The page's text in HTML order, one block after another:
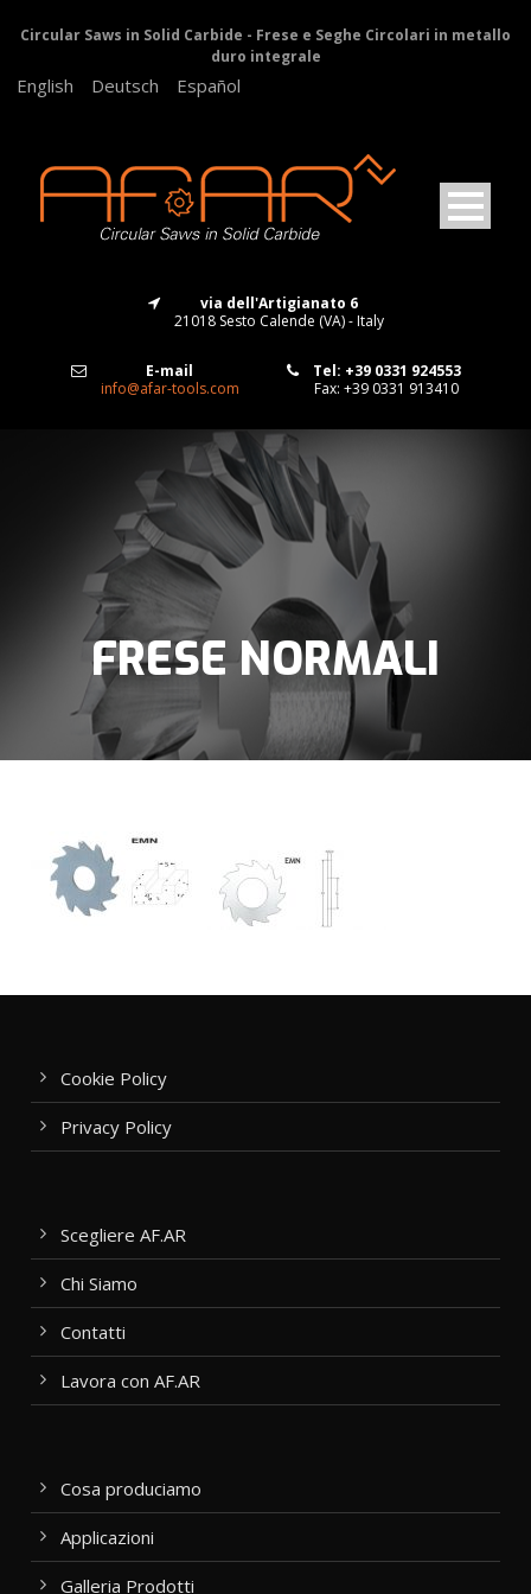
Circular Saws in Solid Carbide - Frese e Seghe Circolari in metallo
duro integrale
English Deutsch Español
via dell'Artigianato 6
21018 Sesto Calende (VA) - Italy
E-mail
info@afar-tools.com
Tel: +39 0331 924553
Fax: +39 0331 913410
FRESE NORMALI
Cookie Policy
Privacy Policy
Scegliere AF.AR
Chi Siamo
Contatti
Lavora con AF.AR
Cosa produciamo
Applicazioni
Galleria Prodotti